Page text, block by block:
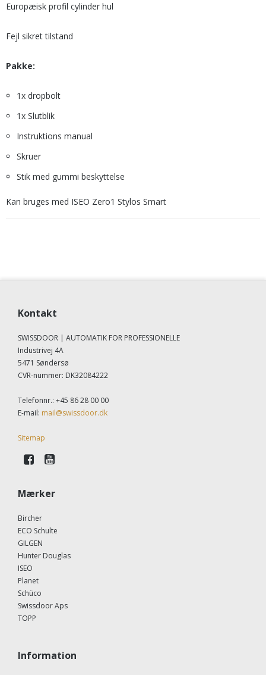
Europæisk profil cylinder hul
Fejl sikret tilstand
Pakke:
1x dropbolt
1x Slutblik
Instruktions manual
Skruer
Stik med gummi beskyttelse
Kan bruges med ISEO Zero1 Stylos Smart
Kontakt
SWISSDOOR | AUTOMATIK FOR PROFESSIONELLE
Industrivej 4A
5471 Søndersø
CVR-nummer: DK32084222
Telefonnr.: +45 86 28 00 00
E-mail: mail@swissdoor.dk
Sitemap
Mærker
Bircher
ECO Schulte
GILGEN
Hunter Douglas
ISEO
Planet
Schüco
Swissdoor Aps
TOPP
Information